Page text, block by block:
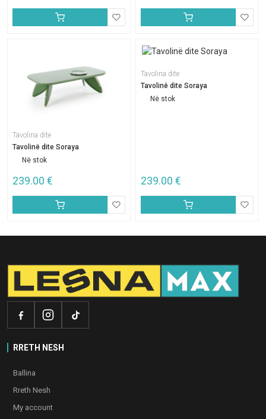
Tavolina dite
Tavolinë dite Soraya
Në stok
239.00 €
Tavolina dite
Tavolinë dite Soraya
Në stok
239.00 €
RRETH NESH
Ballina
Rreth Nesh
My account